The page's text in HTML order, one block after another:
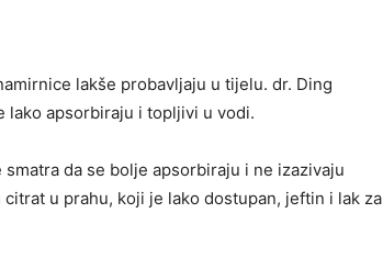
lakše probavljaju u tijelu. dr. Ding
lako apsorbiraju i topljivi u vodi.
da se bolje apsorbiraju i ne izazivaju
u prahu, koji je lako dostupan, jeftin i lak za